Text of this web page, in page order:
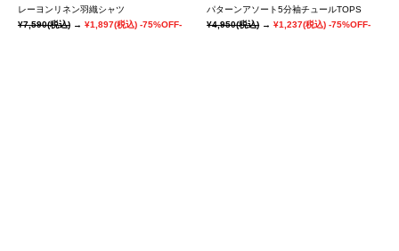
レーヨンリネン羽織シャツ
¥7,590(税込) → ¥1,897(税込) -75%OFF-
パターンアソート5分袖チュールTOPS
¥4,950(税込)→¥1,237(税込) -75%OFF-